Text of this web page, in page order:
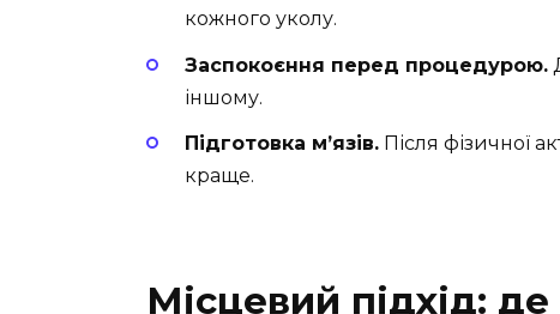
кожного уколу.
Заспокоєння перед процедурою.
іншому.
Підготовка м’язів. Після фізичної
краще.
Місцевий підхід: